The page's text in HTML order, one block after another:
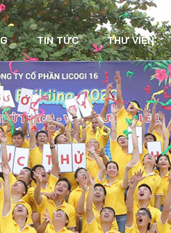
TIN TỨC THƯ VIỆN